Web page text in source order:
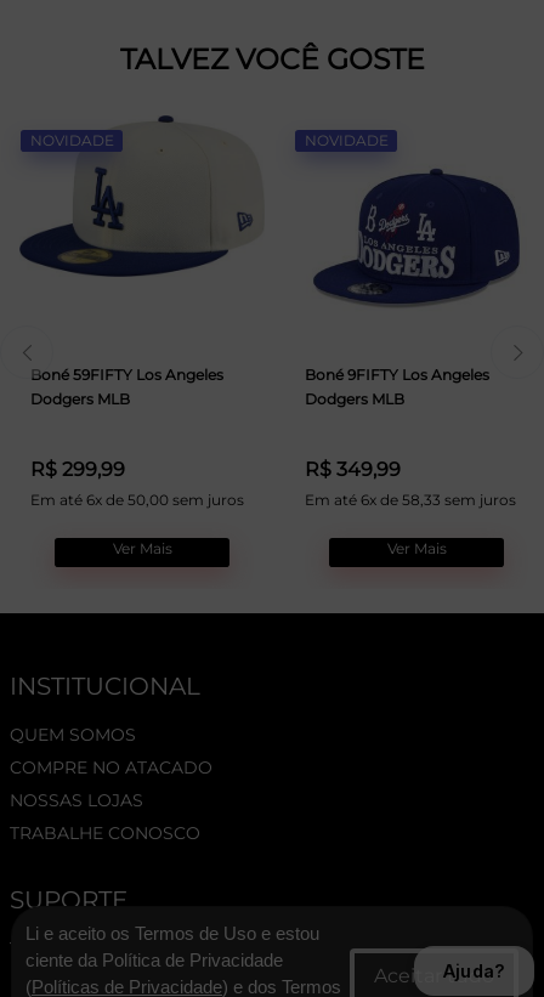
TALVEZ VOCÊ GOSTE
NOVIDADE
Boné 59FIFTY Los Angeles
Dodgers MLB
R$ 299,99
Em até 6x de 50,00 sem juros
Ver Mais
NOVIDADE
Boné 9FIFTY Los Angeles
Dodgers MLB
R$ 349,99
Em até 6x de 58,33 sem juros
Ver Mais
INSTITUCIONAL
QUEM SOMOS
COMPRE NO ATACADO
NOSSAS LOJAS
TRABALHE CONOSCO
SUPORTE
TERMOS E CONDIÇÕES
POLÍTICA DE PRIVACIDADE
Li e aceito os Termos de Uso e estou
ciente da Política de Privacidade
(Políticas de Privacidade) e dos Termos
Ajuda?